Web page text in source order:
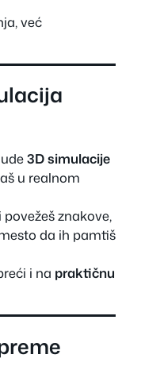
već
3D simulacije
u realnom
znakove,
da ih pamtiš
i na praktičnu